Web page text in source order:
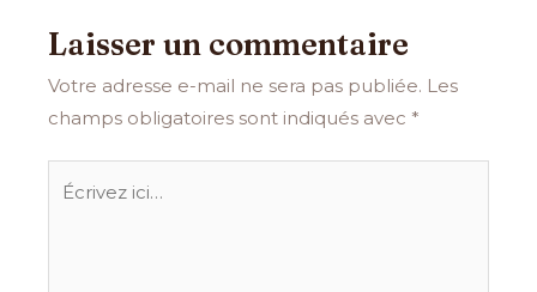
Laisser un commentaire
Votre adresse e-mail ne sera pas publiée. Les
champs obligatoires sont indiqués avec *